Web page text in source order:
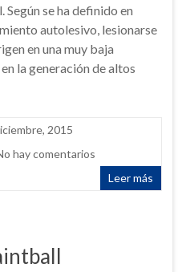
Según se ha definido en
autolesivo, lesionarse
en una muy baja
la generación de altos
2015
hay comentarios
Leer más